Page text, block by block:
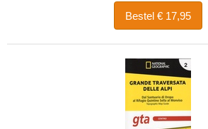
Bestel € 17,95